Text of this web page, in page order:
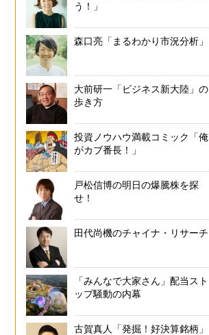
う！」
森口亮「まるわかり市況分析」
大前研一「ビジネス新大陸」の
歩き方
投資ノウハウ満載コミック「俺
がカブ番長！」
戸松信博の明日の爆騰株を探
せ！
田代尚機のチャイナ・リサーチ
「みんなで大家さん」配当スト
ップ騒動の内幕
古賀真人「発掘！好決算銘柄」